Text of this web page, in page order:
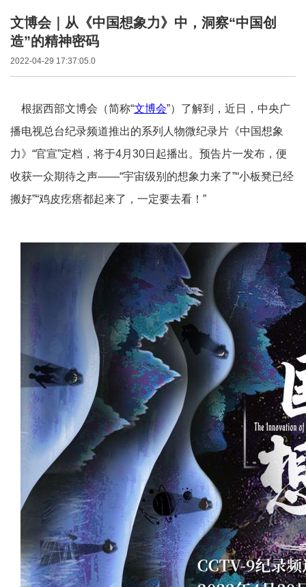
文博会｜从《中国想象力》中，洞察“中国创
造”的精神密码
2022-04-29 17:37:05.0
根据西部文博会（简称“文博会”）了解到，近日，中央广
播电视总台纪录频道推出的系列人物微纪录片《中国想象
力》“官宣”定档，将于4月30日起播出。预告片一发布，便
收获一众期待之声——“宇宙级别的想象力来了”“小板凳已经
搬好”“鸡皮疙瘩都起来了，一定要去看！”